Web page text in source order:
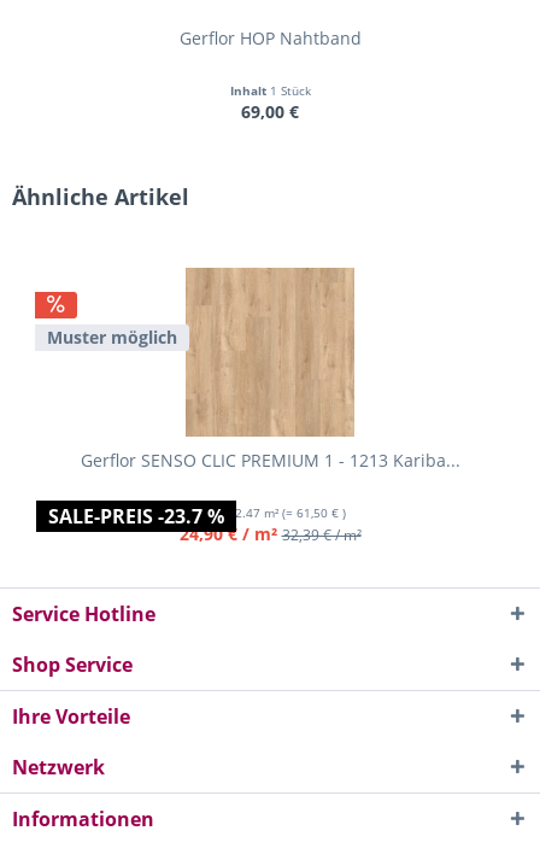
Gerflor HOP Nahtband
Inhalt 1 Stück
69,00 €
Ähnliche Artikel
Muster möglich
SALE-PREIS -23.7 %
Gerflor SENSO CLIC PREMIUM 1 - 1213 Kariba...
Inhalt 2.47 m² (= 61,50 € )
24,90 € / m² 32,39 € / m²
Service Hotline
Shop Service
Ihre Vorteile
Netzwerk
Informationen